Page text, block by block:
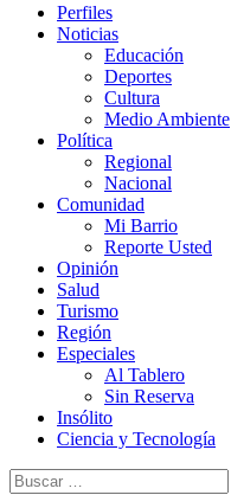
Primary
Menu
Perfiles
Noticias
Educación
Deportes
Cultura
Medio Ambiente
Política
Regional
Nacional
Comunidad
Mi Barrio
Reporte Usted
Opinión
Salud
Turismo
Región
Especiales
Al Tablero
Sin Reserva
Insólito
Ciencia y Tecnología
Buscar: